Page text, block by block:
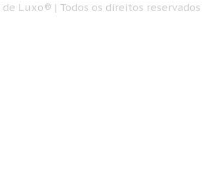
Luxo® | Todos os direitos reservados